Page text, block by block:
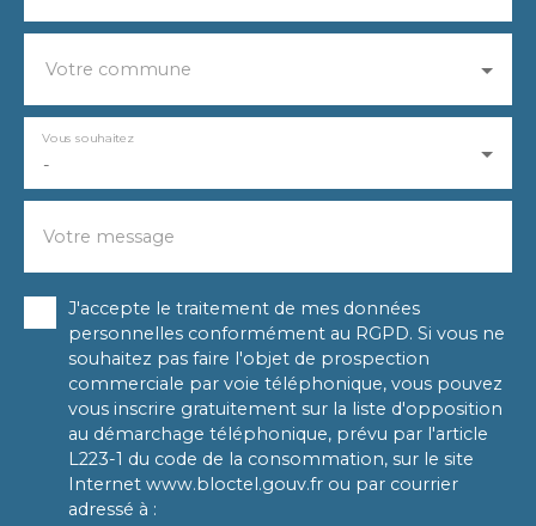
Votre commune
-
Vous souhaitez
Votre message
J'accepte le traitement de mes données
personnelles conformément au RGPD. Si vous ne
souhaitez pas faire l'objet de prospection
commerciale par voie téléphonique, vous pouvez
vous inscrire gratuitement sur la liste d'opposition
au démarchage téléphonique, prévu par l'article
L223-1 du code de la consommation, sur le site
Internet www.bloctel.gouv.fr ou par courrier
adressé à :